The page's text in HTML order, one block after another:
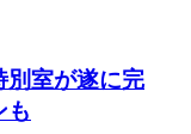
室が遂に完
も